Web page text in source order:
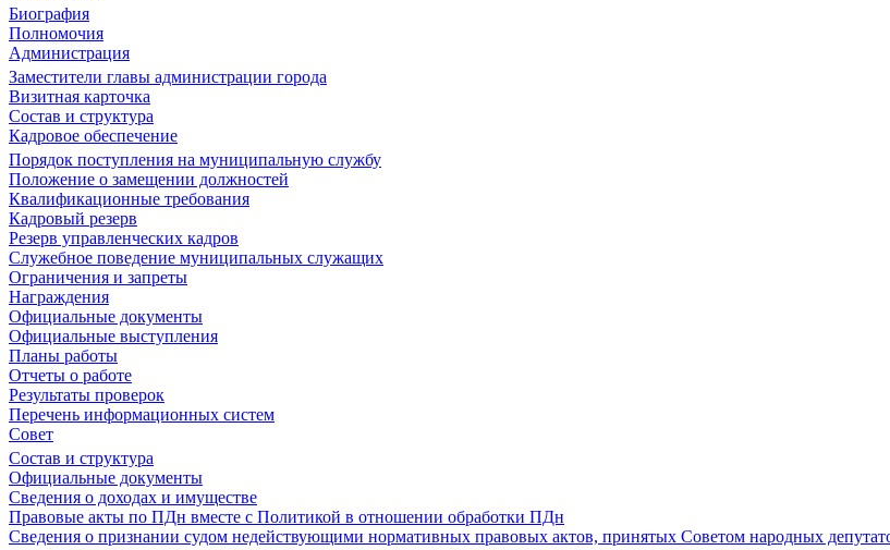
Биография
Полномочия
Администрация
Заместители главы администрации города
Визитная карточка
Состав и структура
Кадровое обеспечение
Порядок поступления на муниципальную службу
Положение о замещении должностей
Квалификационные требования
Кадровый резерв
Резерв управленческих кадров
Служебное поведение муниципальных служащих
Ограничения и запреты
Награждения
Официальные документы
Официальные выступления
Планы работы
Отчеты о работе
Результаты проверок
Перечень информационных систем
Совет
Состав и структура
Официальные документы
Сведения о доходах и имуществе
Правовые акты по ПДн вместе с Политикой в отношении обработки ПДн
Сведения о признании судом недействующими нормативных правовых актов, принятых Советом народных